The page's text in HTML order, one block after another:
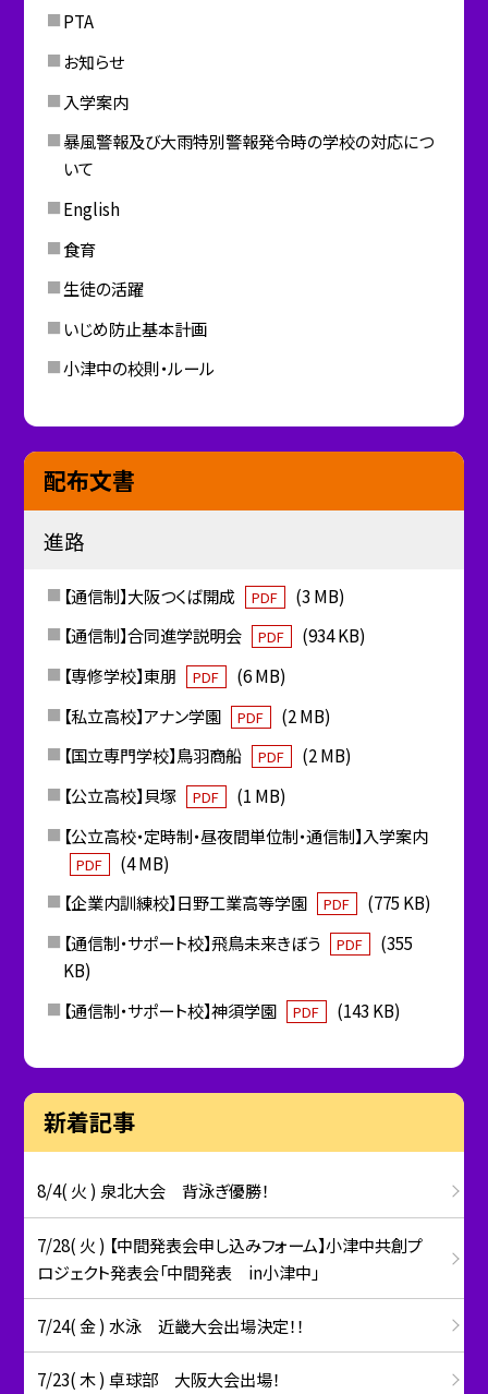
PTA
お知らせ
入学案内
暴風警報及び大雨特別警報発令時の学校の対応につ
いて
English
食育
生徒の活躍
いじめ防止基本計画
小津中の校則・ルール
配布文書
進路
【通信制】大阪つくば開成 PDF
(3 MB)
【通信制】合同進学説明会
PDF
(934 KB)
【専修学校】東朋
PDF
(6 MB)
【私立高校】アナン学園
PDF
(2 MB)
【国立専門学校】鳥羽商船
PDF
(2 MB)
【公立高校】貝塚
PDF
(1 MB)
【公立高校・定時制・昼夜間単位制・通信制】入学案内
PDF
(4 MB)
【企業内訓練校】日野工業高等学園
PDF
(775 KB)
【通信制・サポート校】飛鳥未来きぼう
PDF
(355
KB)
【通信制・サポート校】神須学園
PDF (143 KB)
新着記事
8/4( 火 ) 泉北大会 背泳ぎ優勝！
7/28( 火 ) 【中間発表会申し込みフォーム】小津中共創プ
ロジェクト発表会「中間発表 in小津中」
7/24( 金 ) 水泳 近畿大会出場決定！！
7/23( 木 ) 卓球部 大阪大会出場！